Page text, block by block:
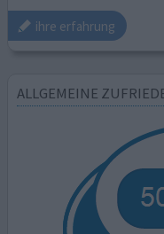
ihre erfahrung
ALLGEMEINE